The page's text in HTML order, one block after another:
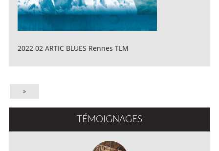
2022 02 ARTIC BLUES Rennes TLM
»
TÉMOIGNAGES